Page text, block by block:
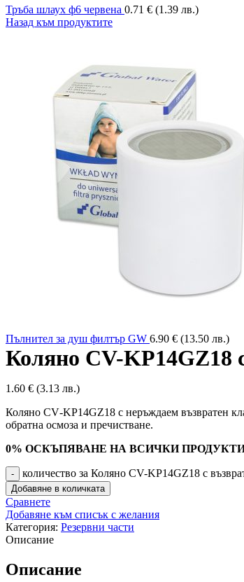
Тръба шлаух ф6 червена 0.71 € (1.39 лв.)
Назад към продуктите
Пълнител за душ филтър GW 6.90 € (13.50 лв.)
Коляно CV-KP14GZ18
1.60 € (3.13 лв.)
Коляно CV‑KP14GZ18 с неръждаем възвратен
обратна осмоза и пречистване.
0% ОСКЪПЯВАНЕ НА ВСИЧКИ
количество за Коляно CV-KP14GZ18 с
Добавяне в количката
Сравнете
Добавяне към списък с желания
Категория: Резервни части
Описание
Описание